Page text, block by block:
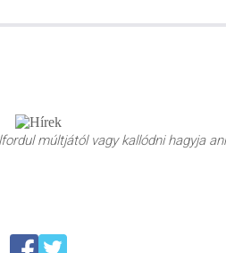
múltjától vagy kallódni hagyja